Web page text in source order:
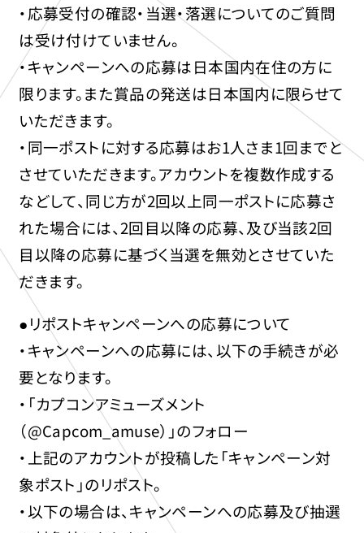
・応募受付の確認・当選・落選についてのご質問
は受け付けていません。
・キャンペーンへの応募は日本国内在住の方に
限ります。また賞品の発送は日本国内に限らせて
いただきます。
・同一ポストに対する応募はお1人さま1回までと
させていただきます。アカウントを複数作成する
などして、同じ方が2回以上同一ポストに応募さ
れた場合には、2回目以降の応募、及び当該2回
目以降の応募に基づく当選を無効とさせていた
だきます。
●リポストキャンペーンへの応募について
・キャンペーンへの応募には、以下の手続きが必
要となります。
・「カプコンアミューズメント
（@Capcom_amuse）」のフォロー
・上記のアカウントが投稿した「キャンペーン対
象ポスト」のリポスト。
・以下の場合は、キャンペーンへの応募及び抽選